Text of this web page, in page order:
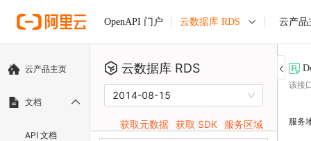
OpenAPI 门户 云数据库 RDS 云产品
云产品主页
文档
API 文档
云数据库 RDS
2014-08-15
获取元数据 获取 SDK 服务区域
该接
服务